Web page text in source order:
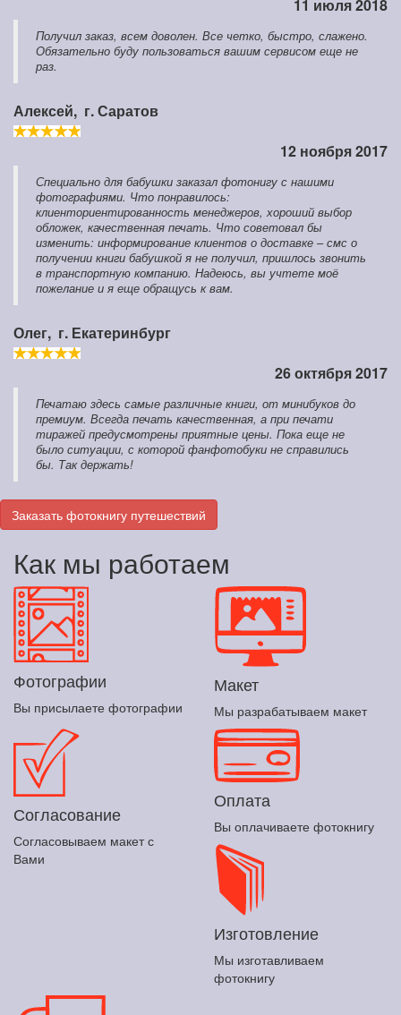
11 июля 2018
Получил заказ, всем доволен. Все четко, быстро, слажено.
Обязательно буду пользоваться вашим сервисом еще не
раз.
Алексей, г. Саратов
12 ноября 2017
Специально для бабушки заказал фотонигу с нашими
фотографиями. Что понравилось:
клиенториентированность менеджеров, хороший выбор
обложек, качественная печать. Что советовал бы
изменить: информирование клиентов о доставке – смс о
получении книги бабушкой я не получил, пришлось звонить
в транспортную компанию. Надеюсь, вы учтете моё
пожелание и я еще обращусь к вам.
Олег, г. Екатеринбург
26 октября 2017
Печатаю здесь самые различные книги, от минибуков до
премиум. Всегда печать качественная, а при печати
тиражей предусмотрены приятные цены. Пока еще не
было ситуации, с которой фанфотобуки не справились
бы. Так держать!
Заказать фотокнигу путешествий
Как мы работаем
Фотографии
Вы присылаете фотографии
Макет
Мы разрабатываем макет
Согласование
Согласовываем макет с
Вами
Оплата
Вы оплачиваете фотокнигу
Изготовление
Мы изготавливаем
фотокнигу